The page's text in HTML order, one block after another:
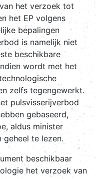
het verzoek tot
het EP volgens
bepalingen
is namelijk niet
beschikbare
wordt met het
zelfs tegengewerkt.
pulsvisserijverbod
gebaseerd,
aldus minister
geheel te lezen.
beschikbaar
het verzoek van